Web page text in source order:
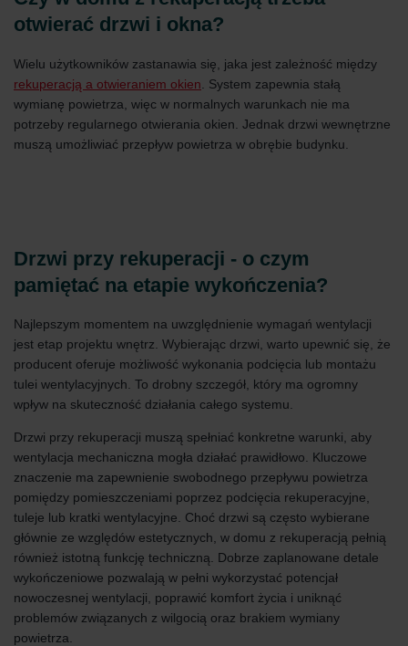
Limitet Şirketi: Web Sitesi Çerezleri
Zehnder Group Sales International: Privacy Policy
Zehnder Group Schweiz AG: Datenschutz
Zehnder Polska Sp. z o.o.: Oświadczenie o ochronie
danych Zehnder
Zehnder Group UK Limited: Privacy Policy
otwierać drzwi i okna?
Wielu użytkowników zastanawia się, jaka jest zależność między
rekuperacją a otwieraniem okien . System zapewnia stałą
wymianę powietrza, więc w normalnych warunkach nie ma
potrzeby regularnego otwierania okien. Jednak drzwi wewnętrzne
muszą umożliwiać przepływ powietrza w obrębie budynku.
Drzwi przy rekuperacji - o czym
pamiętać na etapie wykończenia?
Najlepszym momentem na uwzględnienie wymagań wentylacji
jest etap projektu wnętrz. Wybierając drzwi, warto upewnić się, że
producent oferuje możliwość wykonania podcięcia lub montażu
tulei wentylacyjnych. To drobny szczegół, który ma ogromny
wpływ na skuteczność działania całego systemu.
Drzwi przy rekuperacji muszą spełniać konkretne warunki, aby
wentylacja mechaniczna mogła działać prawidłowo. Kluczowe
znaczenie ma zapewnienie swobodnego przepływu powietrza
pomiędzy pomieszczeniami poprzez podcięcia rekuperacyjne,
tuleje lub kratki wentylacyjne. Choć drzwi są często wybierane
głównie ze względów estetycznych, w domu z rekuperacją pełnią
również istotną funkcję techniczną. Dobrze zaplanowane detale
wykończeniowe pozwalają w pełni wykorzystać potencjał
nowoczesnej wentylacji, poprawić komfort życia i uniknąć
problemów związanych z wilgocią oraz brakiem wymiany
powietrza.